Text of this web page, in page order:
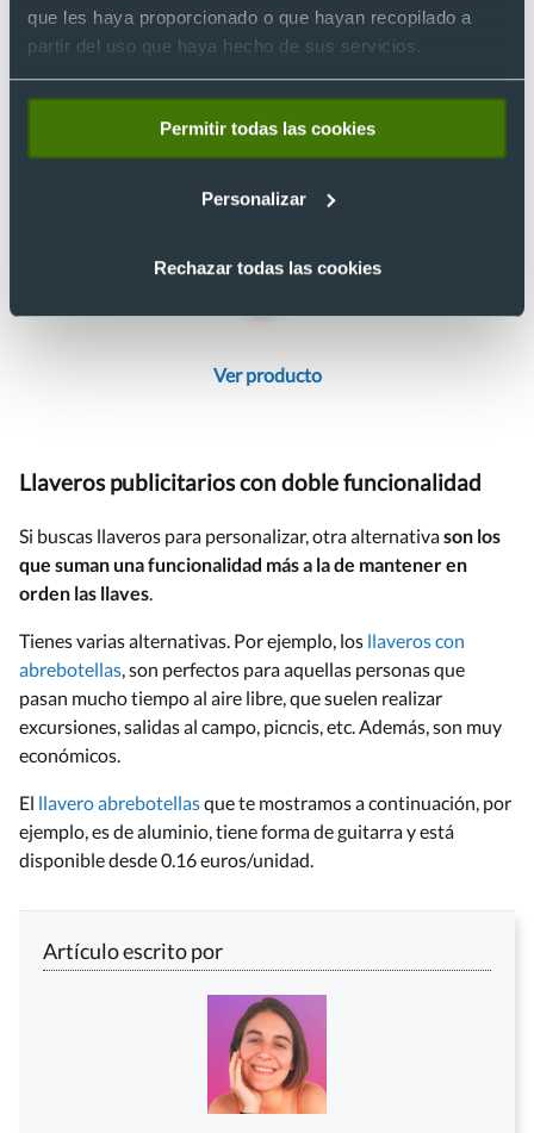
que les haya proporcionado o que hayan recopilado a
partir del uso que haya hecho de sus servicios.
Permitir todas las cookies
Personalizar
Rechazar todas las cookies
Ver producto
Llaveros publicitarios con doble funcionalidad
Si buscas llaveros para personalizar, otra alternativason los
que suman una funcionalidad más a la de mantener en
orden las llaves.
Tienes varias alternativas. Por ejemplo, los llaveros con
abrebotellas, son perfectos para aquellas personas que
pasan mucho tiempo al aire libre, que suelen realizar
excursiones, salidas al campo, picncis, etc. Además, son muy
económicos.
El llavero abrebotellasque te mostramos a continuación, por
ejemplo, es de aluminio, tiene forma de guitarra y está
disponible desde 0.16 euros/unidad.
Artículo escrito por